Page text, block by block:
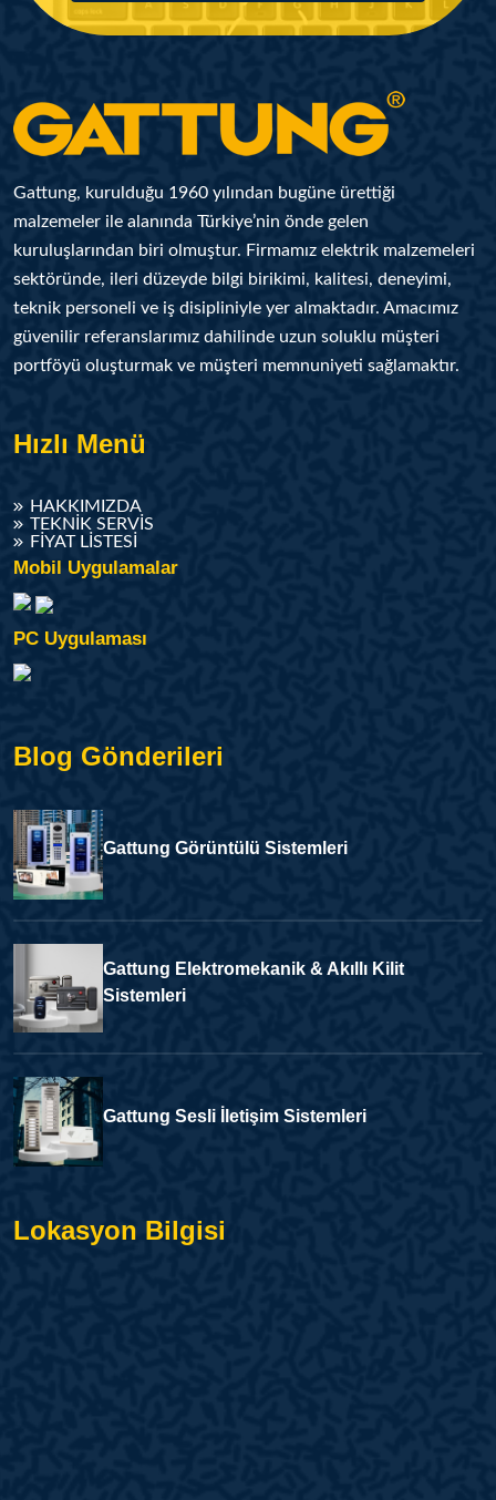
Gattung, kurulduğu 1960 yılından bugüne ürettiği
malzemeler ile alanında Türkiye’nin önde gelen
kuruluşlarından biri olmuştur. Firmamız elektrik malzemeleri
sektöründe, ileri düzeyde bilgi birikimi, kalitesi, deneyimi,
teknik personeli ve iş disipliniyle yer almaktadır. Amacımız
güvenilir referanslarımız dahilinde uzun soluklu müşteri
portföyü oluşturmak ve müşteri memnuniyeti sağlamaktır.
Hızlı Menü
HAKKIMIZDA
TEKNIK SERVIS
FIYAT LISTESI
Mobil Uygulamalar
PC Uygulaması
Blog Gönderileri
Gattung Görüntülü Sistemleri
Gattung Elektromekanik & Akıllı Kilit
Sistemleri
Gattung Sesli İletişim Sistemleri
Lokasyon Bilgisi